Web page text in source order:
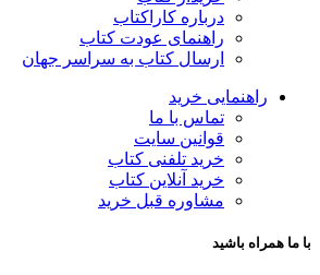
درباره کاراکتاب
راهنمای عودت کتاب
ارسال کتاب به سراسر جهان
راهنمایی خرید
تماس با ما
قوانین سایت
خرید تلفنی کتاب
خرید آنلاین کتاب
مشاوره قبل خرید
با ما همراه باشید